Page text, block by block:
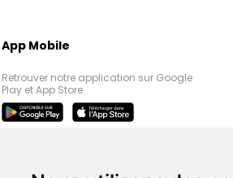
App Mobile
Retrouver notre application sur Google
Play et App Store